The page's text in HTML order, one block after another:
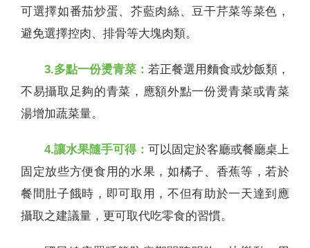
可選擇如番茄炒蛋、芥藍肉絲、豆干芹菜等菜色，
避免選擇控肉、排骨等大塊肉類。
3.多點一份燙青菜： 若正餐選用麵食或炒飯類，
不易攝取足夠的青菜，應額外點一份燙青菜或青菜
湯增加蔬菜量。
4.讓水果隨手可得： 可以固定於客廳或餐廳桌上
固定放些方便食用的水果，如橘子、香蕉等，若於
餐間肚子餓時，即可取用，不但有助於一天達到應
攝取之建議量，更可取代吃零食的習慣。